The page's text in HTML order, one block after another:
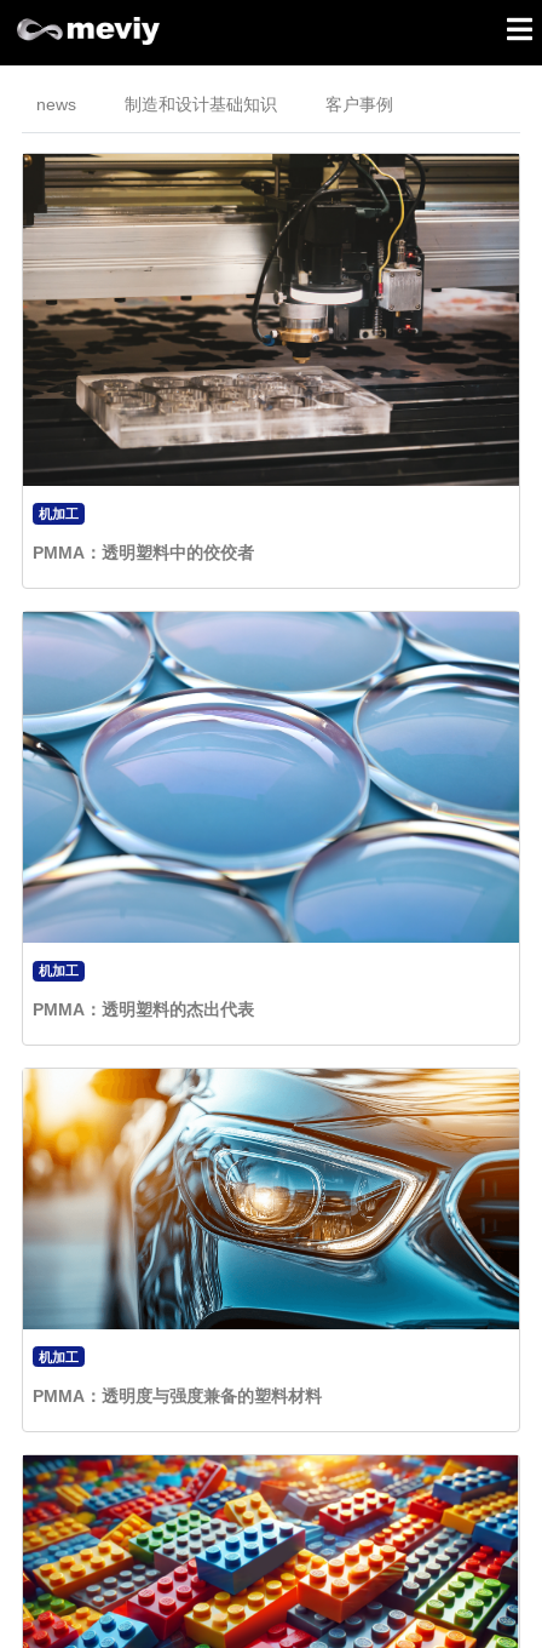
news 制造和设计基础知识 客户事例
机加工
PMMA：透明塑料中的佼佼者
机加工
PMMA：透明塑料的杰出代表
机加工
PMMA：透明度与强度兼备的塑料材料